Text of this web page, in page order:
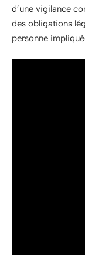
d’une vigilance
des obligations
personne